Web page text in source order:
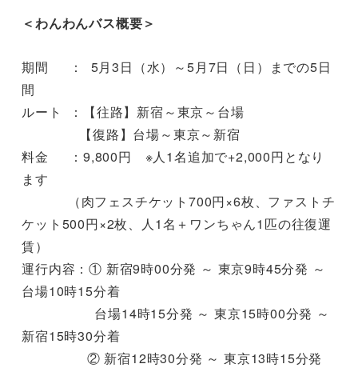
＜わんわんバス概要＞
期間 ： 5月3日（水）～5月7日（日）までの5日
間
ルート ：【往路】新宿～東京～台場
【復路】台場～東京～新宿
料金 ：9,800円 ※人1名追加で+2,000円となり
ます
（肉フェスチケット700円×6枚、ファストチ
ケット500円×2枚、人1名＋ワンちゃん1匹の往復運
賃）
運行内容：① 新宿9時00分発 ～ 東京9時45分発 ～
台場10時15分着
台場14時15分発 ～ 東京15時00分発 ～
新宿15時30分着
② 新宿12時30分発 ～ 東京13時15分発